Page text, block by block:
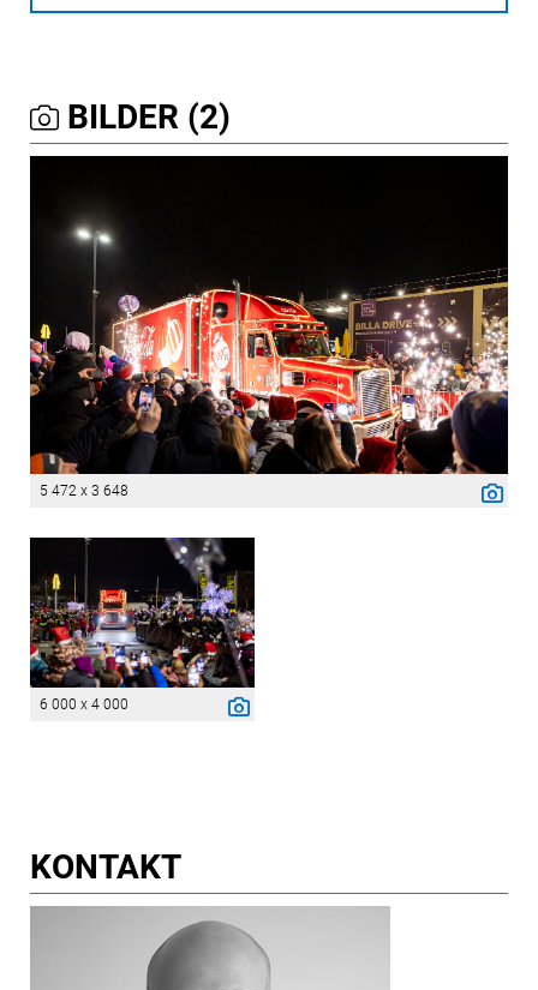
BILDER (2)
5 472 x 3 648
6 000 x 4 000
KONTAKT